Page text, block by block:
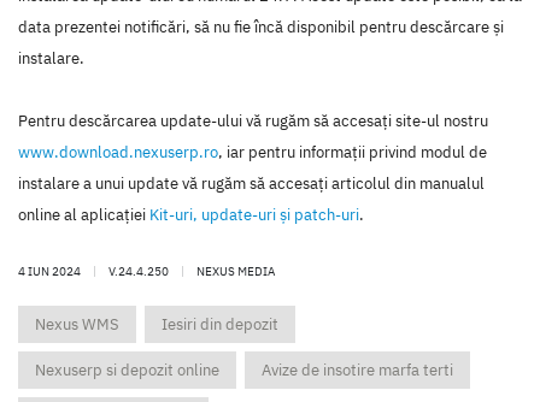
data prezentei notificări, să nu fie încă disponibil pentru descărcare şi
instalare.
Pentru descărcarea update-ului vă rugăm să accesaţi site-ul nostru
www.download.nexuserp.ro, iar pentru informaţii privind modul de
instalare a unui update vă rugăm să accesaţi articolul din manualul
online al aplicaţiei Kit-uri, update-uri şi patch-uri.
4 IUN 2024 | V.24.4.250 | NEXUS MEDIA
Nexus WMS Iesiri din depozit
Nexuserp si depozit online Avize de insotire marfa terti